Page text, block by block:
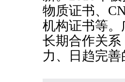
物质证书、
机构证书等
长期合作关
力、日趋完